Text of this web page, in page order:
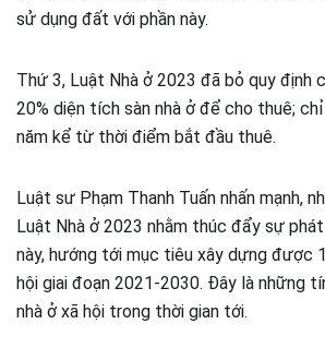
sử dụng đất với phần này.
Thứ 3, Luật Nhà ở 2023 đã bỏ quy định
20% diện tích sàn nhà ở để cho thuê;
năm kể từ thời điểm bắt đầu thuê.
Luật sư Phạm Thanh Tuấn nhấn mạnh,
Luật Nhà ở 2023 nhằm thúc đẩy sự
này, hướng tới mục tiêu xây dựng được
hội giai đoạn 2021-2030. Đây là những
nhà ở xã hội trong thời gian tới.